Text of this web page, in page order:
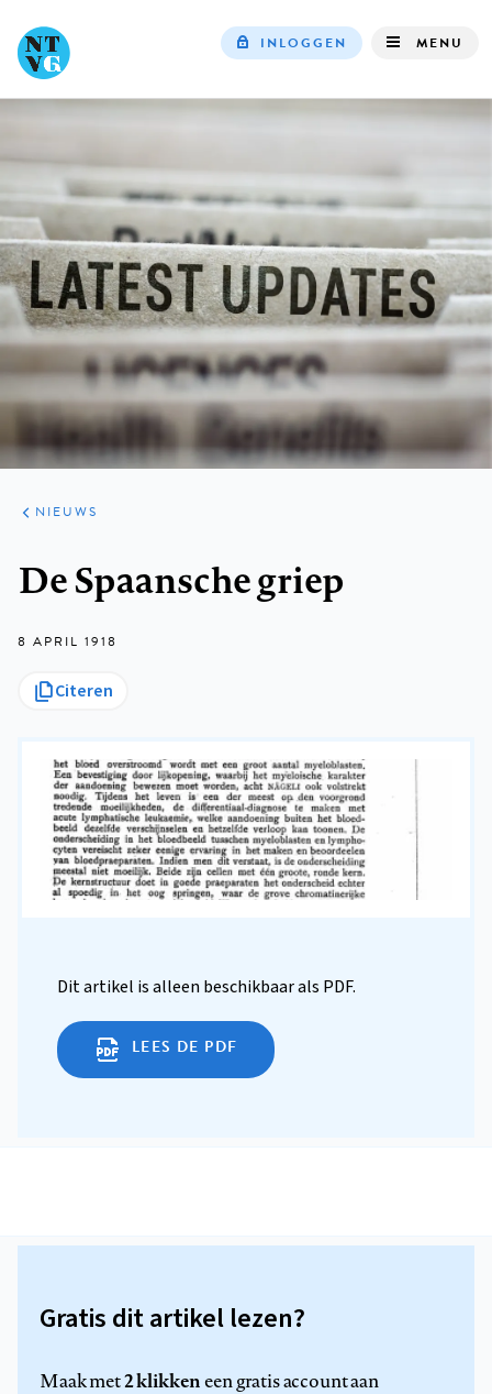
navigation
INLOGGEN MENU
ARTIKELEN
HET
KORT
NIEUWS
De Spaansche griep
8 APRIL 1918
Citeren
Dit artikel is alleen beschikbaar als PDF.
LEES DE PDF
Gratis dit artikel lezen?
Maak met2 klikkeneen gratis account aan